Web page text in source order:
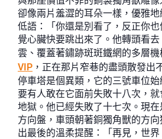
卻像兩片羞澀的耳朵一樣，優雅
低語：「你還是別看了，反正你
覺心臟快要跳出來了。他轉頭看
雲、覆蓋著鏽跡斑斑鐵網的多層
VIP ，正在那片窄巷的盡頭散發出
停車塔是個異類，它的三號車位
要有人敢在它面前失敗十八次，
地獄。他已經失敗了十七次。現
方向盤，車頭朝著銅獨角獸的方
出最後的溫柔提醒：「再見，世